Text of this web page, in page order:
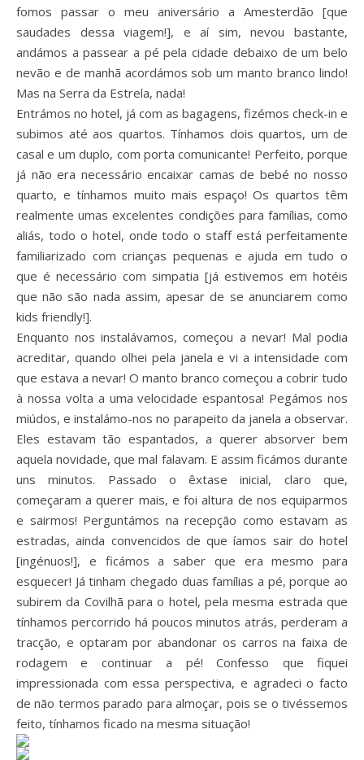
fomos passar o meu aniversário a Amesterdão [que
saudades dessa viagem!], e aí sim, nevou bastante,
andámos a passear a pé pela cidade debaixo de um belo
nevão e de manhã acordámos sob um manto branco lindo!
Mas na Serra da Estrela, nada!
Entrámos no hotel, já com as bagagens, fizémos check-in e
subimos até aos quartos. Tínhamos dois quartos, um de
casal e um duplo, com porta comunicante! Perfeito, porque
já não era necessário encaixar camas de bebé no nosso
quarto, e tínhamos muito mais espaço! Os quartos têm
realmente umas excelentes condições para famílias, como
aliás, todo o hotel, onde todo o staff está perfeitamente
familiarizado com crianças pequenas e ajuda em tudo o
que é necessário com simpatia [já estivemos em hotéis
que não são nada assim, apesar de se anunciarem como
kids friendly!].
Enquanto nos instalávamos, começou a nevar! Mal podia
acreditar, quando olhei pela janela e vi a intensidade com
que estava a nevar! O manto branco começou a cobrir tudo
à nossa volta a uma velocidade espantosa! Pegámos nos
miúdos, e instalámo-nos no parapeito da janela a observar.
Eles estavam tão espantados, a querer absorver bem
aquela novidade, que mal falavam. E assim ficámos durante
uns minutos. Passado o êxtase inicial, claro que,
começaram a querer mais, e foi altura de nos equiparmos
e sairmos! Perguntámos na recepção como estavam as
estradas, ainda convencidos de que íamos sair do hotel
[ingénuos!], e ficámos a saber que era mesmo para
esquecer! Já tinham chegado duas famílias a pé, porque ao
subirem da Covilhã para o hotel, pela mesma estrada que
tínhamos percorrido há poucos minutos atrás, perderam a
tracção, e optaram por abandonar os carros na faixa de
rodagem e continuar a pé! Confesso que fiquei
impressionada com essa perspectiva, e agradeci o facto
de não termos parado para almoçar, pois se o tivéssemos
feito, tínhamos ficado na mesma situação!